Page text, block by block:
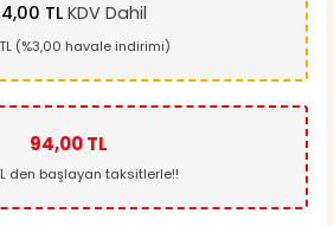
TL KDV Dahil
TL (%3,00 havale indirimi)
94,00 TL
den başlayan taksitlerle!!